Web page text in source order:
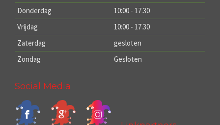
Donderdag
10:00 - 17.30
Vrijdag
10:00 - 17.30
Zaterdag
gesloten
Zondag
Gesloten
Social Media